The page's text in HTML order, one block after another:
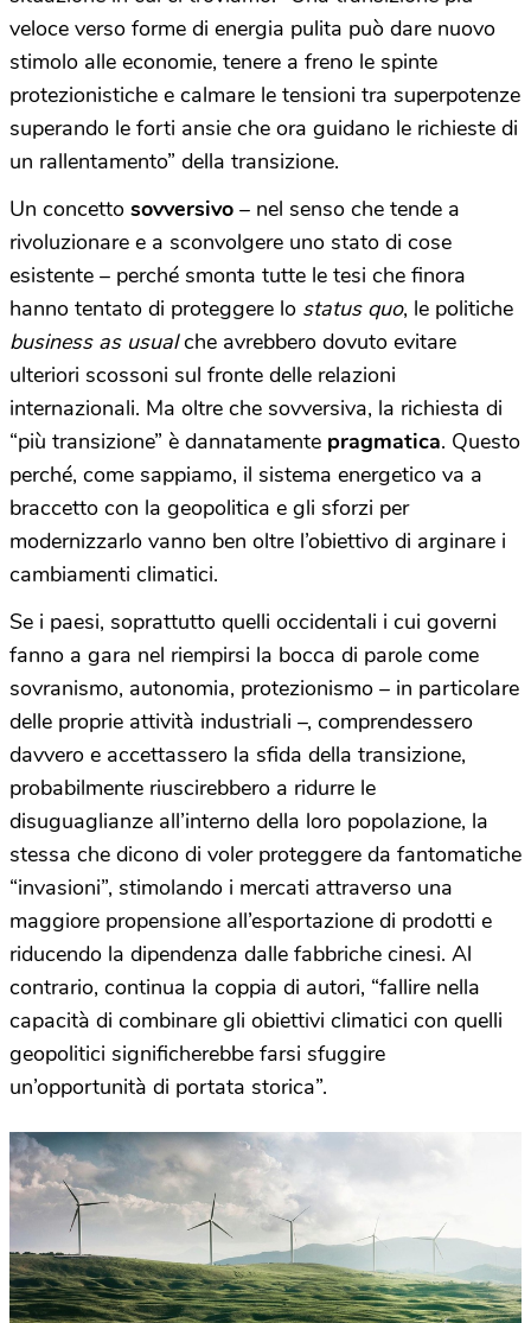
veloce verso forme di energia pulita può dare nuovo
stimolo alle economie, tenere a freno le spinte
protezionistiche e calmare le tensioni tra superpotenze
superando le forti ansie che ora guidano le richieste di
un rallentamento” della transizione.
Un concetto sovversivo – nel senso che tende a
rivoluzionare e a sconvolgere uno stato di cose
esistente – perché smonta tutte le tesi che finora
hanno tentato di proteggere lo status quo, le politiche
business as usualche avrebbero dovuto evitare
ulteriori scossoni sul fronte delle relazioni
internazionali. Ma oltre che sovversiva, la richiesta di
“più transizione” è dannatamente pragmatica. Questo
perché, come sappiamo, il sistema energetico va a
braccetto con la geopolitica e gli sforzi per
modernizzarlo vanno ben oltre l’obiettivo di arginare i
cambiamenti climatici.
Se i paesi, soprattutto quelli occidentali i cui governi
fanno a gara nel riempirsi la bocca di parole come
sovranismo, autonomia, protezionismo – in particolare
delle proprie attività industriali –, comprendessero
davvero e accettassero la sfida della transizione,
probabilmente riuscirebbero a ridurre le
disuguaglianze all’interno della loro popolazione, la
stessa che dicono di voler proteggere da fantomatiche
“invasioni”, stimolando i mercati attraverso una
maggiore propensione all’esportazione di prodotti e
riducendo la dipendenza dalle fabbriche cinesi. Al
contrario, continua la coppia di autori, “fallire nella
capacità di combinare gli obiettivi climatici con quelli
geopolitici significherebbe farsi sfuggire
un’opportunità di portata storica”.